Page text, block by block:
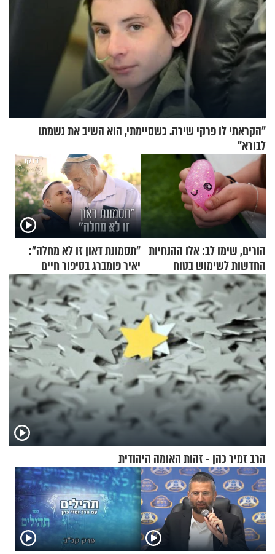
"הקראתי לו פרקי שירה. כשסיימתי, הוא השיב את נשמתו
לבורא"
הורים, שימו לב: אלו ההנחיות
החדשות לשימוש בטוח
בסקווישי לאחר מקרי אשפוז
"תסמונת דאון זו לא מחלה":
יאיר פומברג בסיפור חיים
מעורר השראה
הרב זמיר כהן - זהות האומה היהודית